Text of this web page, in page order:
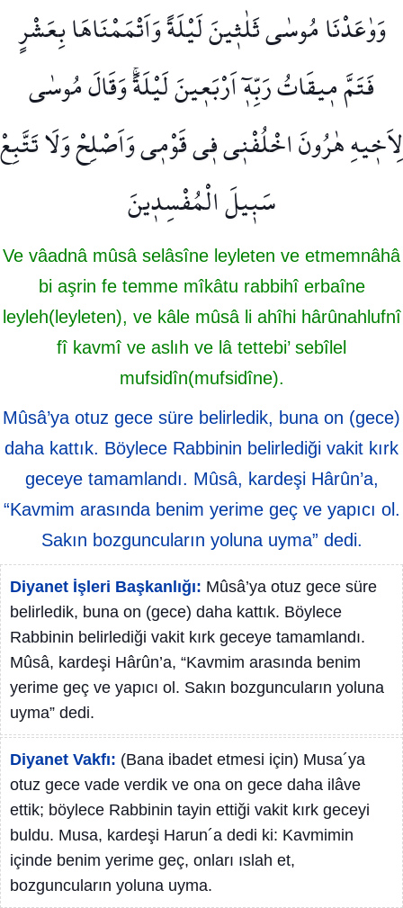
وَوٰعَدْنَا مُوسٰى ثَلٰث۪ينَ لَيْلَةً وَاَتْمَمْنَاهَا بِعَشْرٍ
فَتَمَّ م۪يقَاتُ رَبِّه۪ٓ اَرْبَع۪ينَ لَيْلَةًۚ وَقَالَ مُوسٰى
لِاَخ۪يهِ هٰرُونَ اخْلُفْن۪ي ف۪ي قَوْم۪ي وَاَصْلِحْ وَلَا تَتَّبِعْ
سَب۪يلَ الْمُفْسِد۪ينَ
Ve vâadnâ mûsâ selâsîne leyleten ve etmemnâhâ
bi aşrin fe temme mîkâtu rabbihî erbaîne
leyleh(leyleten), ve kâle mûsâ li ahîhi hârûnahlufnî
fî kavmî ve aslıh ve lâ tettebi’ sebîlel
mufsidîn(mufsidîne).
Mûsâ’ya otuz gece süre belirledik, buna on (gece)
daha kattık. Böylece Rabbinin belirlediği vakit kırk
geceye tamamlandı. Mûsâ, kardeşi Hârûn’a,
“Kavmim arasında benim yerime geç ve yapıcı ol.
Sakın bozguncuların yoluna uyma” dedi.
Diyanet İşleri Başkanlığı: Mûsâ’ya otuz gece süre
belirledik, buna on (gece) daha kattık. Böylece
Rabbinin belirlediği vakit kırk geceye tamamlandı.
Mûsâ, kardeşi Hârûn’a, “Kavmim arasında benim
yerime geç ve yapıcı ol. Sakın bozguncuların yoluna
uyma” dedi.
Diyanet Vakfı: (Bana ibadet etmesi için) Musa´ya
otuz gece vade verdik ve ona on gece daha ilâve
ettik; böylece Rabbinin tayin ettiği vakit kırk geceyi
buldu. Musa, kardeşi Harun´a dedi ki: Kavmimin
içinde benim yerime geç, onları ıslah et,
bozguncuların yoluna uyma.